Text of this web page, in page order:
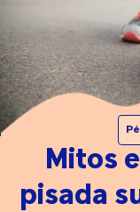
Mitos
pisada